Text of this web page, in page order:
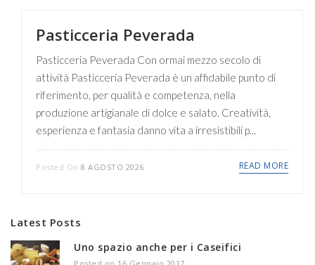
Pasticceria Peverada
Pasticceria Peverada Con ormai mezzo secolo di
attività Pasticceria Peverada è un affidabile punto di
riferimento, per qualità e competenza, nella
produzione artigianale di dolce e salato. Creatività,
esperienza e fantasia danno vita a irresistibili p...
Posted On 8 AGOSTO 2026 READ MORE
Latest Posts
Uno spazio anche per i Caseifici